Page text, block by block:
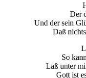
Der
Und der sein
Daß
So
Laß unter
Gott ist